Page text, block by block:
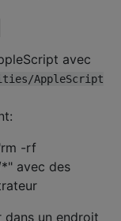
avec
AppleScript
-rf
avec des
dans un endroit